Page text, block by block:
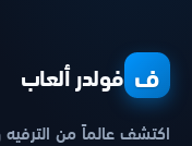
ف فولدر ألعاب
اكتشف عالماً من